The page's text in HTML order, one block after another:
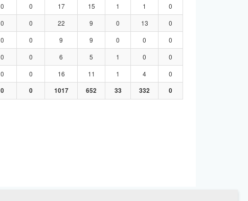
0 0 17 15 1 1
0
0 0 22 9 0 13
0
0 0 9 9 0 0
0
0 0 6 5 1 0
0
0 0 16 11 1 4
0
0 0 1017 652 33 332 0